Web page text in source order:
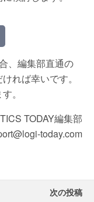
、編集部直通の
れば幸いです。
。
TODAY編集部
today.com
次の投稿